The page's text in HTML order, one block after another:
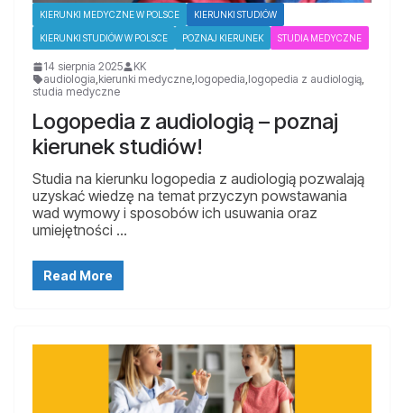
KIERUNKI MEDYCZNE W POLSCE KIERUNKI STUDIÓW
KIERUNKI STUDIÓW W POLSCE POZNAJ KIERUNEK STUDIA MEDYCZNE
14 sierpnia 2025
KK
audiologia kierunki medyczne logopedia logopedia z audiologią
studia medyczne
Logopedia z audiologią – poznaj
kierunek studiów!
Studia na kierunku logopedia z audiologią pozwalają
uzyskać wiedzę na temat przyczyn powstawania
wad wymowy i sposobów ich usuwania oraz
umiejętności …
Read More